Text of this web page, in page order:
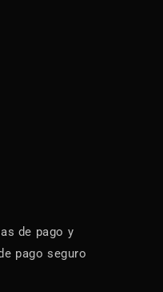
de pago y
pago seguro